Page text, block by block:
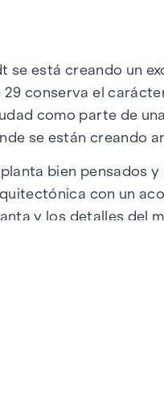
está creando un
conserva el
como parte de
se están creando
bien pensados
con un
y los detalles del
locales